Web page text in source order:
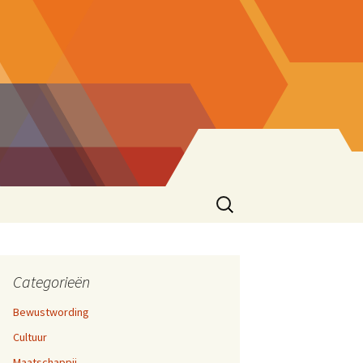
17,
Zoeken
naar:
Categorieën
Bewustwording
Cultuur